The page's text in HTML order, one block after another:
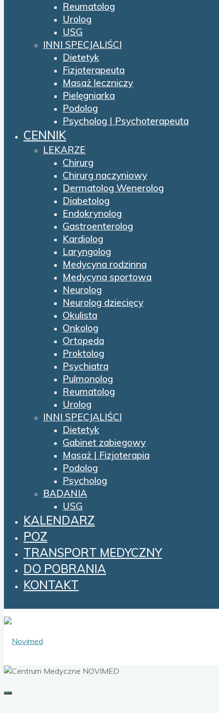
Reumatolog
Urolog
USG
INNI SPECJALIŚCI
Dietetyk
Fizjoterapeuta
Masaż leczniczy
Pielęgniarka
Podolog
Psycholog | Psychoterapeuta
CENNIK
LEKARZE
Chirurg
Chirurg naczyniowy
Dermatolog Wenerolog
Diabetolog
Endokrynolog
Gastroenterolog
Kardiolog
Laryngolog
Medycyna rodzinna
Medycyna sportowa
Neurolog
Neurolog dziecięcy
Okulista
Onkolog
Ortopeda
Proktolog
Psychiatra
Pulmonolog
Reumatolog
Urolog
INNI SPECJALIŚCI
Dietetyk
Gabinet zabiegowy
Masaż | Fizjoterapia
Podolog
Psycholog
BADANIA
USG
KALENDARZ
POZ
TRANSPORT MEDYCZNY
DO POBRANIA
KONTAKT